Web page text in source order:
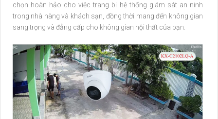
chọn hoàn hảo cho việc trang bị hệ thống giám sát an ninh
trong nhà hàng và khách sạn, đồng thời mang đến không gian
sang trọng và đẳng cấp cho không gian nội thất của bạn.